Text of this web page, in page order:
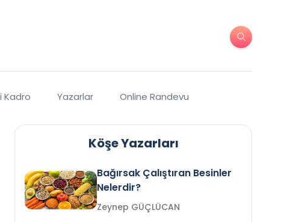
Kadro Yazarlar Online Randevu
Köşe Yazarları
Bağırsak Çalıştıran Besinler
Nelerdir?
Zeynep GÜÇLÜCAN